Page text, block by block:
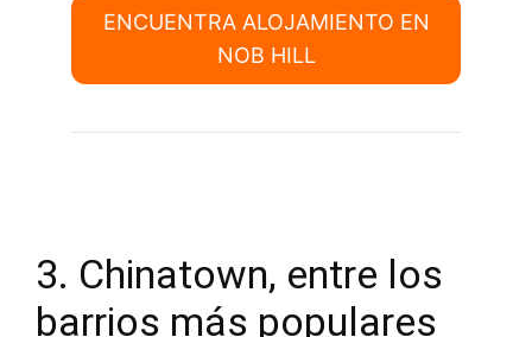
ENCUENTRA ALOJAMIENTO EN
NOB HILL
3. Chinatown, entre los
barrios más populares